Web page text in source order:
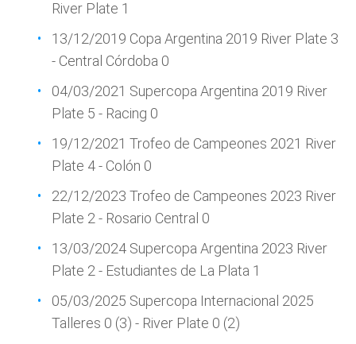
River Plate 1
13/12/2019 Copa Argentina 2019 River Plate 3
- Central Córdoba 0
04/03/2021 Supercopa Argentina 2019 River
Plate 5 - Racing 0
19/12/2021 Trofeo de Campeones 2021 River
Plate 4 - Colón 0
22/12/2023 Trofeo de Campeones 2023 River
Plate 2 - Rosario Central 0
13/03/2024 Supercopa Argentina 2023 River
Plate 2 - Estudiantes de La Plata 1
05/03/2025 Supercopa Internacional 2025
Talleres 0 (3) - River Plate 0 (2)